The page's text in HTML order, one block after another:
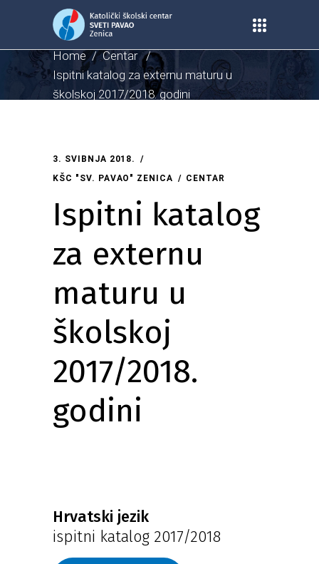
Home/Centar /
Ispitni katalog za externu maturu u
školskoj 2017/2018. godini
3. SVIBNJA 2018.
KŠC "SV. PAVAO" ZENICA
CENTAR
Ispitni katalog
za externu
maturu u
školskoj
2017/2018.
godini
Hrvatski jezik
ispitni katalog 2017/2018